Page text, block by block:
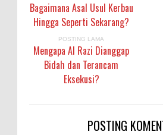
Bagaimana Asal Usul Kerbau
Hingga Seperti Sekarang?
POSTING LAMA
Mengapa Al Razi Dianggap
Bidah dan Terancam
Eksekusi?
POSTING